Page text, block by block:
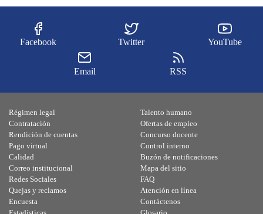
Facebook Twitter YouTube
Email RSS
Régimen legal
Contratación
Rendición de cuentas
Pago virtual
Calidad
Talento humano
Ofertas de empleo
Concurso docente
Control interno
Buzón de notificaciones
Correo institucional
Redes Sociales
Quejas y reclamos
Encuesta
Mapa del sitio
FAQ
Atención en línea
Contáctenos